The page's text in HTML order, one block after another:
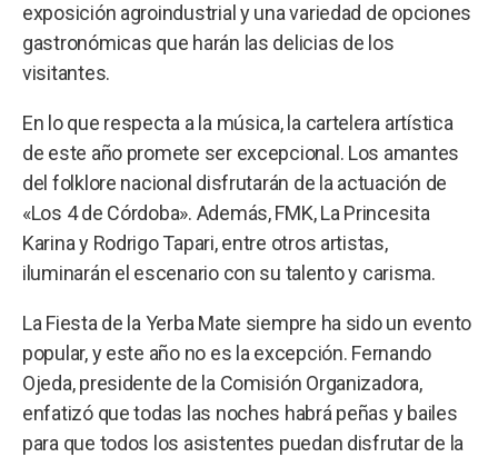
exposición agroindustrial y una variedad de opciones
gastronómicas que harán las delicias de los
visitantes.
En lo que respecta a la música, la cartelera artística
de este año promete ser excepcional. Los amantes
del folklore nacional disfrutarán de la actuación de
«Los 4 de Córdoba». Además, FMK, La Princesita
Karina y Rodrigo Tapari, entre otros artistas,
iluminarán el escenario con su talento y carisma.
La Fiesta de la Yerba Mate siempre ha sido un evento
popular, y este año no es la excepción. Fernando
Ojeda, presidente de la Comisión Organizadora,
enfatizó que todas las noches habrá peñas y bailes
para que todos los asistentes puedan disfrutar de la